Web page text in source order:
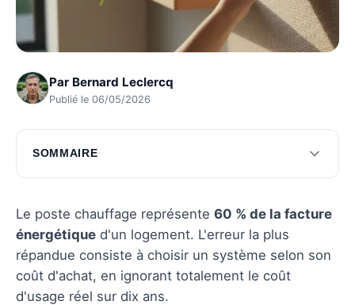
Par Bernard Leclercq
Publié le 06/05/2026
SOMMAIRE
Le chauffage optimal pour les maisons
Choisir le chauffage pour les appartements
Les aides financières et subventions
disponibles
Le poste chauffage représente 60 % de la facture
énergétique d'un logement. L'erreur la plus
répandue consiste à choisir un système selon son
coût d'achat, en ignorant totalement le coût
d'usage réel sur dix ans.